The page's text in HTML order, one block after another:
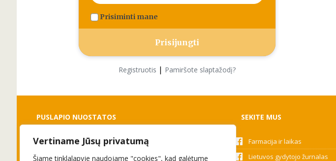
Vertiname Jūsų privatumą
Šiame tinklalapyje naudojame "cookies", kad galėtume
Prisiminti mane
Registruotis | Pamiršote slaptažodį?
PUSLAPIO NUOSTATOS
Slapukai
Privatumo politika
SEKITE MUS
Farmacija ir laikas
Lietuvos gydytojo žurnalas